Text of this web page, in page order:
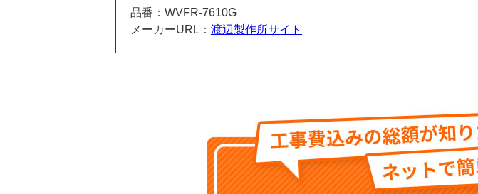
品番：WVFR-7610G
メーカーURL： 渡辺製作所サイト